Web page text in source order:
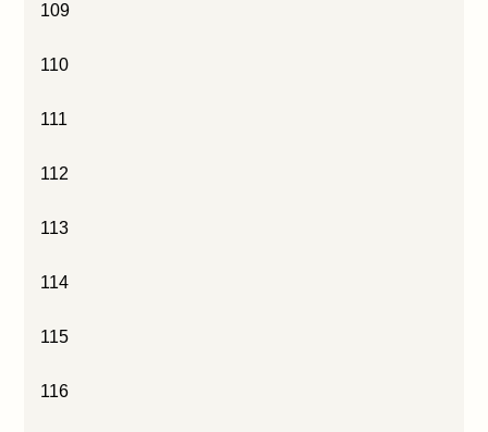
109
110
111
112
113
114
115
116